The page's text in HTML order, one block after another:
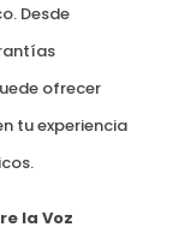
Desde
ofrecer
tu experiencia
la Voz